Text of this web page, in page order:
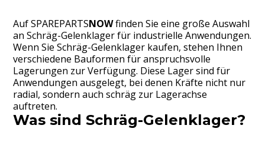
AufSPAREPARTSNOWfinden Sie eine große Auswahl
an Schräg-Gelenklager für industrielle Anwendungen.
Wenn Sie Schräg-Gelenklager kaufen, stehen Ihnen
verschiedene Bauformen für anspruchsvolle
Lagerungen zur Verfügung. Diese Lager sind für
Anwendungen ausgelegt, bei denen Kräfte nicht nur
radial, sondern auch schräg zur Lagerachse
auftreten.
Was sind Schräg-Gelenklager?